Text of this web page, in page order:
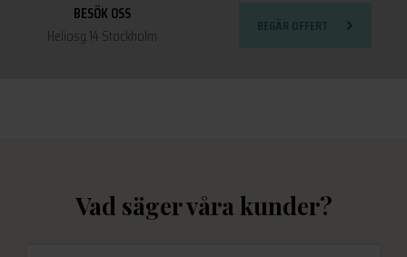
BESÖK OSS
Heliosg.14 Stockholm
BEGÄR OFFERT
Vad säger våra kunder?